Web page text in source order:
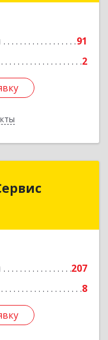
91
2
207
8
Сервис
г, Металлистов